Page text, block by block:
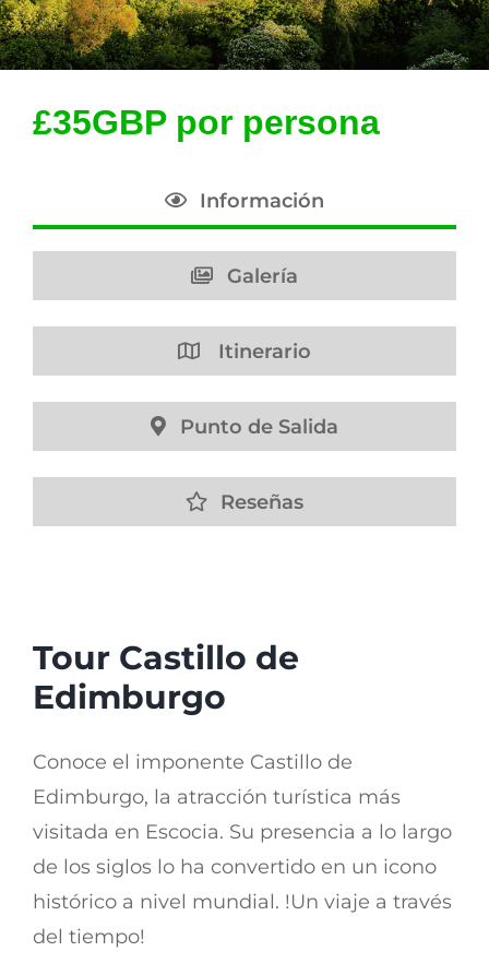
£35GBP por persona
Información
Galería
Itinerario
Punto de Salida
Reseñas
Tour Castillo de
Edimburgo
Conoce el imponente Castillo de
Edimburgo, la atracción turística más
visitada en Escocia. Su presencia a lo largo
de los siglos lo ha convertido en un icono
histórico a nivel mundial. !Un viaje a través
del tiempo!